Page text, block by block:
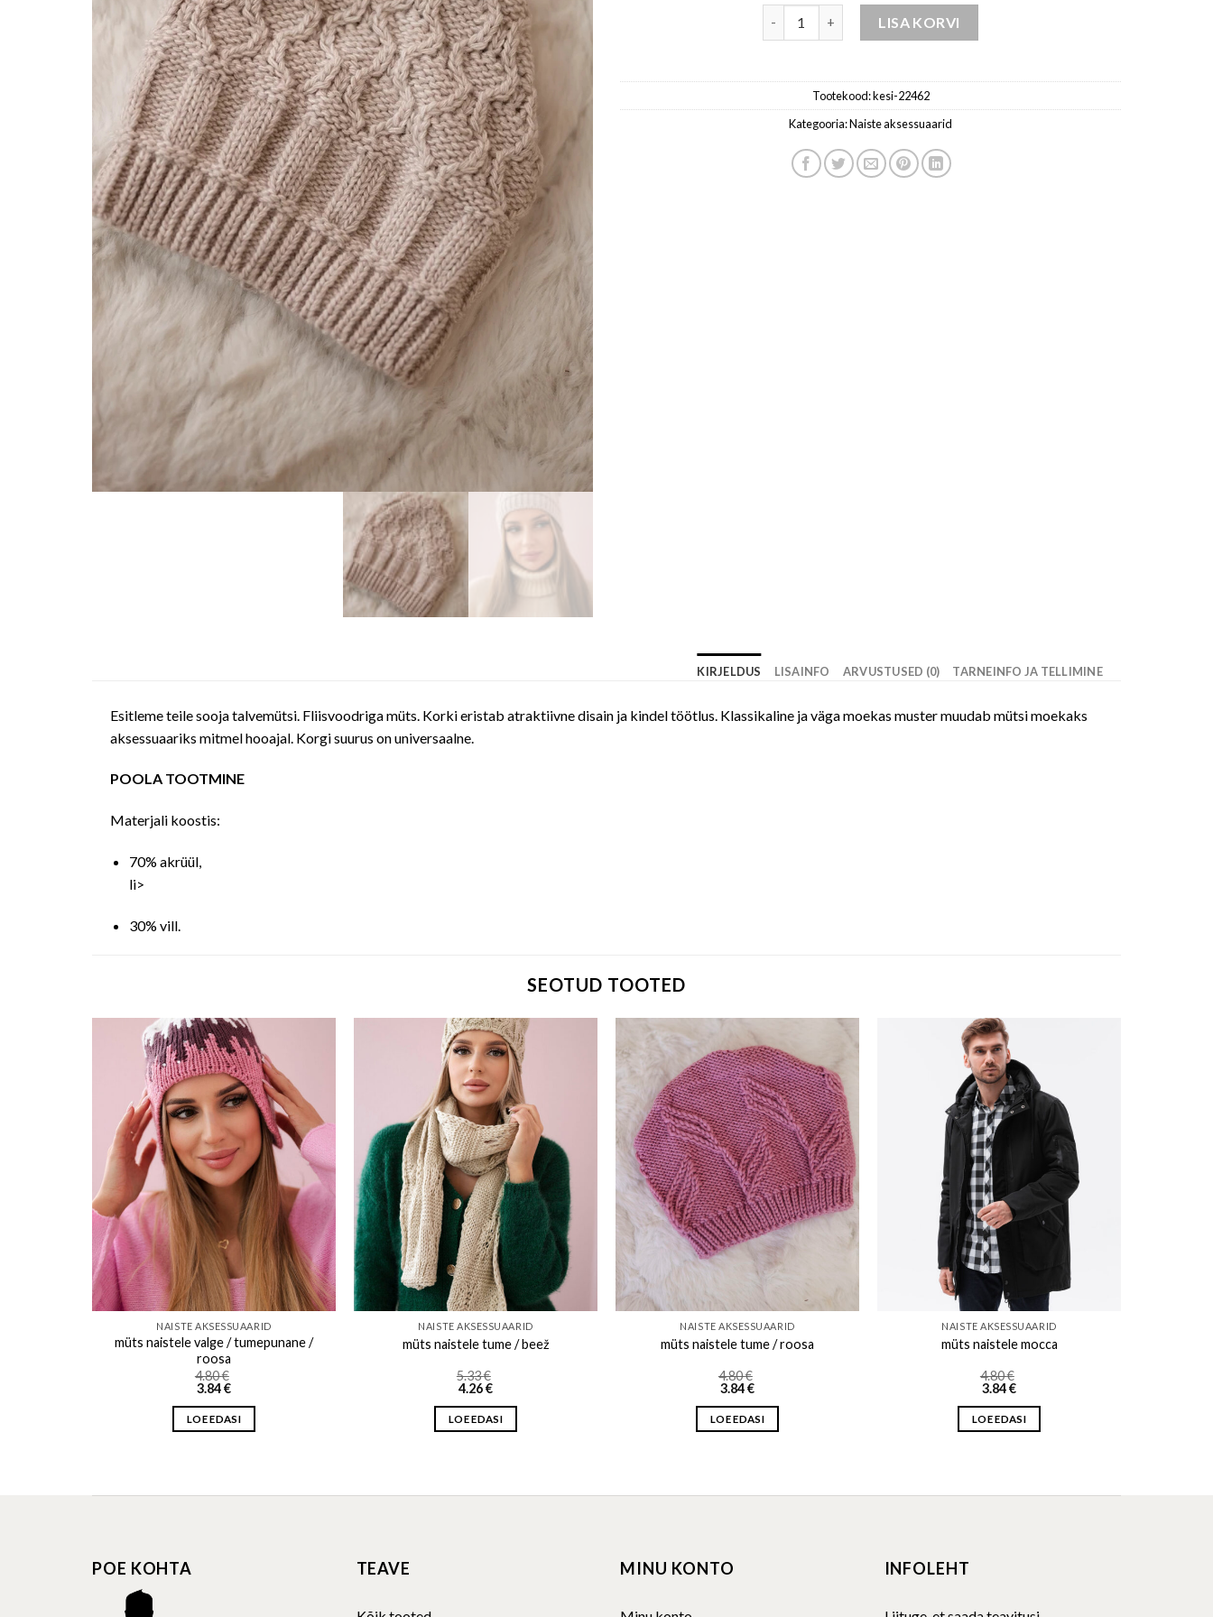
LISA KORVI
Tootekood:kesi-22462
Kategooria:Naiste aksessuaarid
KIRJELDUS LISAINFO ARVUSTUSED (0) TARNEINFO JA TELLIMINE
Esitleme teile sooja talvemütsi. Fliisvoodriga müts. Korki eristab atraktiivne disain ja kindel töötlus. Klassikaline ja väga moekas muster muudab mütsi moekaks
aksessuaariks mitmel hooajal. Korgi suurus on universaalne.
POOLA TOOTMINE
Materjali koostis:
70% akrüül,
li>
30% vill.
SEOTUD TOOTED
Add to wishlist
NAISTE AKSESSUAARID
müts naistele valge / tumepunane /
roosa
4.80€
3.84€
LOE EDASI
Add to wishlist
NAISTE AKSESSUAARID
müts naistele tume / beež
5.33€
4.26€
LOE EDASI
Add to wishlist
NAISTE AKSESSUAARID
müts naistele tume / roosa
4.80€
3.84€
LOE EDASI
Add to wishlist
NAISTE AKSESSUAARID
müts naistele mocca
4.80€
3.84€
LOE EDASI
POE KOHTA TEAVE MINU KONTO INFOLEHT